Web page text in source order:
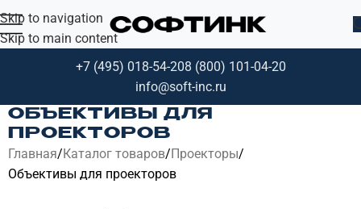
Skip to navigation
Skip to main content
+7 (495) 018-54-208 (800) 101-04-20
info@soft-inc.ru
ОБЪЕКТИВЫ ДЛЯ
ПРОЕКТОРОВ
Главная Каталог товаров Проекторы
Объективы для проекторов